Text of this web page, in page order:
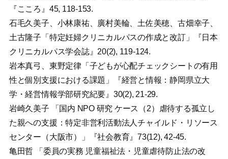
『こころ』45, 118-153.
石毛久美子、小林康祐、廣村美輪、土佐美穂、古畑幸子、
土古隆子「特定妊婦クリニカルパスの作成と改訂」『日本
クリニカルパス学会誌』20(2), 119-124.
岩本真弓、東野定律「子どもが心配チェックシートの有用
性と個別支援における課題」『経営と情報：静岡県立大
学・経営情報学部研究紀要』30(2), 21-29.
岩崎久美子 「国内 NPO 研究 ケース（2）虐待する孤立し
た親への支援：特定非営利活動法人チャイルド・リソース
センター（大阪市）」『社会教育』73(12), 42-45.
亀田哲 「委員の実務 児童福祉法・児童虐待防止法の改